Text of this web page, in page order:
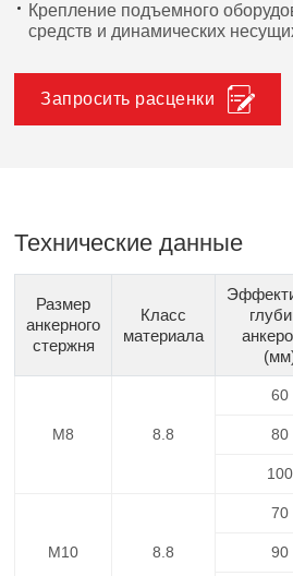
Крепление подъемного
средств и динамических
Запросить расценки
Технические данные
Размер
анкерного
стержня
Класс
материала
M8 8.8
60
80
100
M10 8.8
70
90